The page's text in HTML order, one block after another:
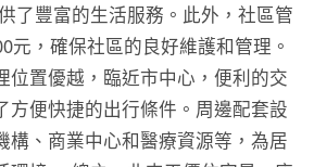
了豐富的生活服務。此外，社區管
元，確保社區的良好維護和管理。
位置優越，臨近市中心，便利的交
方便快捷的出行條件。周邊配套設
構、商業中心和醫療資源等，為居